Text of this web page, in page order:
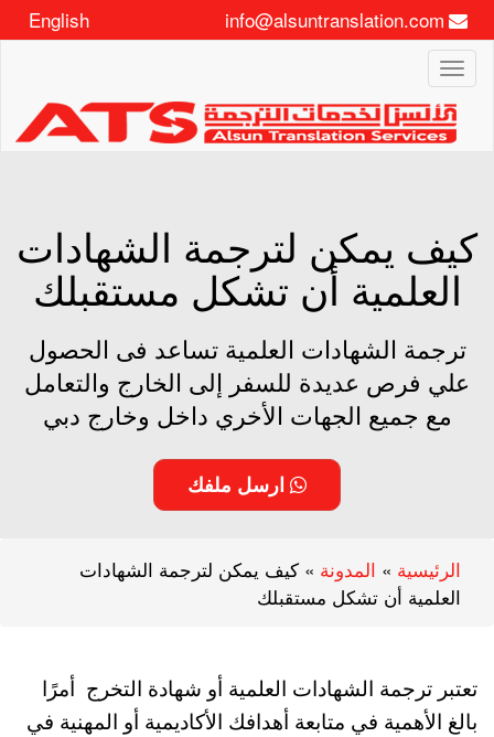
English info@alsuntranslation.com
Toggle
navigation
كيف يمكن لترجمة الشهادات
العلمية أن تشكل مستقبلك
ترجمة الشهادات العلمية تساعد فى الحصول
علي فرص عديدة للسفر إلى الخارج والتعامل
مع جميع الجهات الأخري داخل وخارج دبي
ارسل ملفك
الرئيسية » المدونة » كيف يمكن لترجمة الشهادات
العلمية أن تشكل مستقبلك
تعتبر ترجمة الشهادات العلمية أو شهادة التخرج أمرًا
بالغ الأهمية في متابعة أهدافك الأكاديمية أو المهنية في